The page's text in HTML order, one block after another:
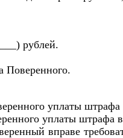
рублей.
Поверенного.
уплаты
уплаты штрафа
вправе